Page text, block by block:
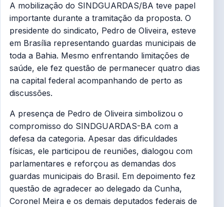
A mobilização do SINDGUARDAS/BA teve papel
importante durante a tramitação da proposta. O
presidente do sindicato, Pedro de Oliveira, esteve
em Brasília representando guardas municipais de
toda a Bahia. Mesmo enfrentando limitações de
saúde, ele fez questão de permanecer quatro dias
na capital federal acompanhando de perto as
discussões.
A presença de Pedro de Oliveira simbolizou o
compromisso do SINDGUARDAS-BA com a
defesa da categoria. Apesar das dificuldades
físicas, ele participou de reuniões, dialogou com
parlamentares e reforçou as demandas dos
guardas municipais do Brasil. Em depoimento fez
questão de agradecer ao delegado da Cunha,
Coronel Meira e os demais deputados federais de